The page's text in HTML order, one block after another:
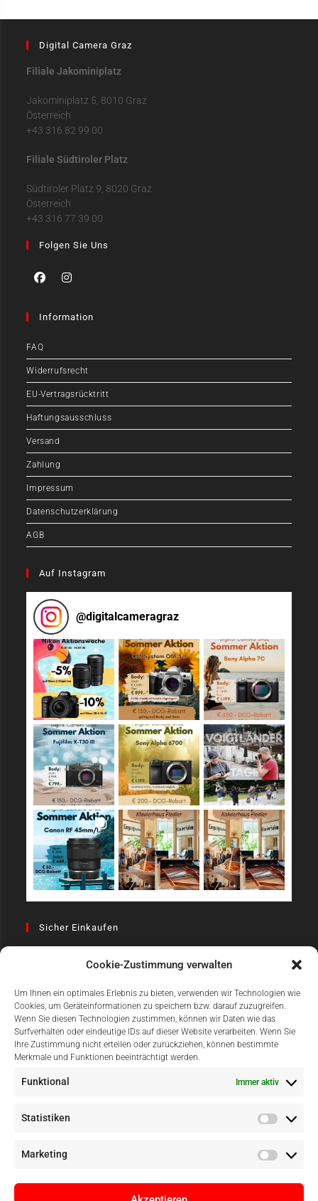
Cookie-Zustimmung verwalten
Um Ihnen ein optimales Erlebnis zu bieten, verwenden wir Technologien wie
Cookies, um Geräteinformationen zu speichern bzw. darauf zuzugreifen.
Wenn Sie diesen Technologien zustimmen, können wir Daten wie das
Surfverhalten oder eindeutige IDs auf dieser Website verarbeiten. Wenn Sie
Ihre Zustimmung nicht erteilen oder zurückziehen, können bestimmte
Merkmale und Funktionen beeinträchtigt werden.
Funktional Immer aktiv
Statistiken
Marketing
Digital Camera Graz
Filiale Jakominiplatz
Jakominiplatz 5, 8010 Graz
Österreich
+43 316 82 99 00
Filiale Südtiroler Platz
Südtiroler Platz 9, 8020 Graz
Österreich
+43 316 77 39 00
Folgen Sie Uns
Information
FAQ
Widerrufsrecht
EU-Vertragsrücktritt
Haftungsausschluss
Versand
Zahlung
Impressum
Datenschutzerklärung
AGB
Auf Instagram
@digitalcameragraz
Sicher Einkaufen
Einfach Online Bezahlen